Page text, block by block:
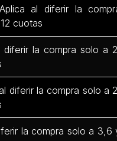
al diferir la
cuotas
diferir la compra solo a
diferir la compra solo a
la compra solo a 3,6